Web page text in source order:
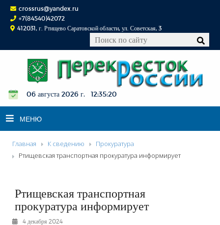
crossrus@yandex.ru
+7(84540)42072
412031, г. Ртищево Саратовской области, ул. Советская, 3
06 августа 2026 г. 12:35:21
МЕНЮ
НОВОСТИ
КОНКУРСЫ
ФОТОРЕПОРТАЖИ
Главная К сведению
Прокуратура
Ртищевская транспортная прокуратура информирует
Ртищевская транспортная
прокуратура информирует
4 декабря 2024